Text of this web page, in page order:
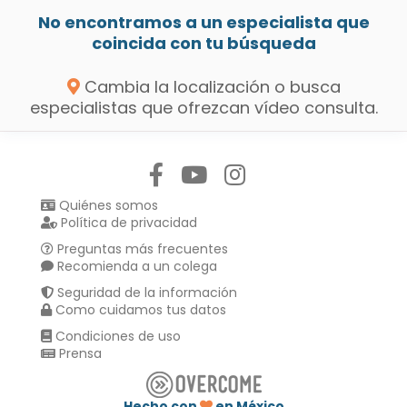
No encontramos a un especialista que
coincida con tu búsqueda
Cambia la localización o busca
especialistas que ofrezcan vídeo consulta.
Quiénes somos
Política de privacidad
Preguntas más frecuentes
Recomienda a un colega
Seguridad de la información
Como cuidamos tus datos
Condiciones de uso
Prensa